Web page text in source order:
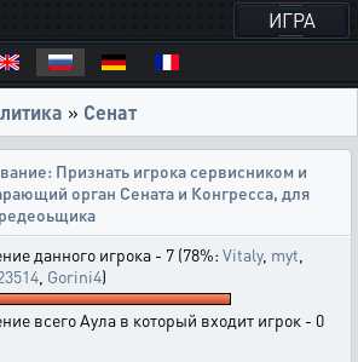
ИГРА
» Сенат
Признать игрока сервисником и
орган Сената и Конгресса, для
данного игрока - 7 (78%: Vitaly, myt
Gorini4)
всего Аула в который входит игрок - 0